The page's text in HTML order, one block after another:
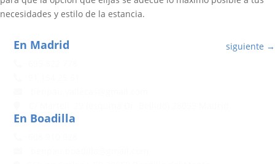
necesidades y estilo de la estancia.
siguiente →
En Madrid
En Boadilla